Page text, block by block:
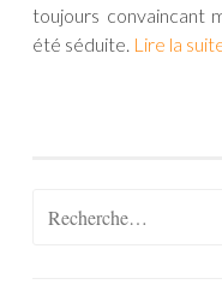
toujours convaincant
été séduite. Lire la
Rechercher :